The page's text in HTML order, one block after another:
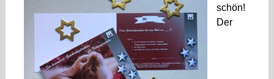
schön!
Der